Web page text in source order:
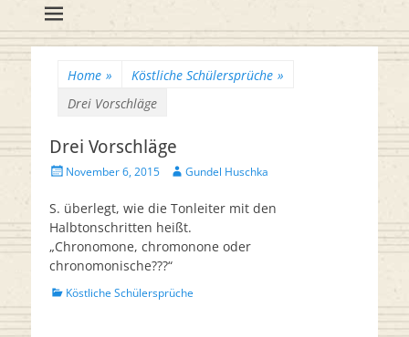
Huschka-Bähr
Suche
nach:
Home » Köstliche Schülersprüche »
Drei Vorschläge
Drei Vorschläge
Veröffentlicht
November 6, 2015 AutorGundel Huschka
S. überlegt, wie die Tonleiter mit den
Halbtonschritten heißt.
„Chronomone, chromonone oder
chronomonische???“
Kategorien
Köstliche Schülersprüche